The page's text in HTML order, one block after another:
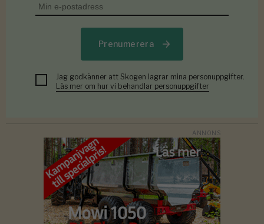
Prenumerera
Jag godkänner att Skogen lagrar mina personuppgifter.
Läs mer om hur vi behandlar personuppgifter